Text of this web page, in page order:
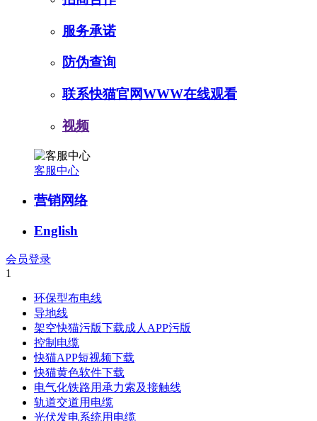
服务承诺
防伪查询
联系快猫官网WWW在线观看
视频
客服中心
营销网络
English
会员登录
1
环保型布电线
导地线
架空快猫污版下载成人APP污版
控制电缆
快猫APP短视频下载
快猫黄色软件下载
电气化铁路用承力索及接触线
轨道交道用电缆
光伏发电系统用电缆